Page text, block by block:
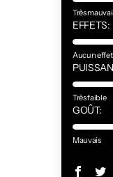
Très
EFFETS:
Aucun effet
Très faible
GOÛT:
Mauvais